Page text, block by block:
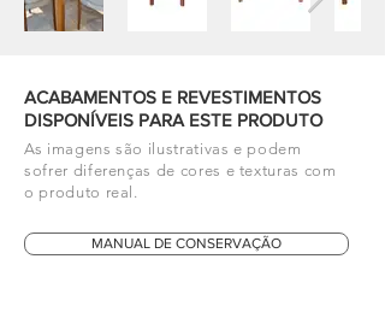
ACABAMENTOS E REVESTIMENTOS
DISPONÍVEIS PARA ESTE PRODUTO
As imagens são ilustrativas e podem
sofrer diferenças de cores e texturas com
o produto real.
MANUAL DE CONSERVAÇÃO